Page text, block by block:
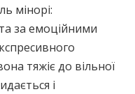
мінорі:
за емоційними
тяжіє до вільної
і